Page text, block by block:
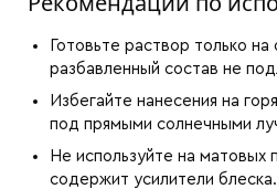
Готовьте раствор только
разбавленный состав не
Избегайте нанесения на
под прямыми солнечными
Не используйте на матовых
содержит усилители блеска.